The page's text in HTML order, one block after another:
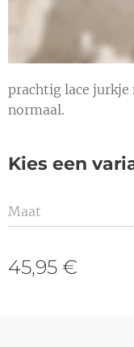
prachtig lace jurkje
normaal.
Kies een
Maat
45,95 €